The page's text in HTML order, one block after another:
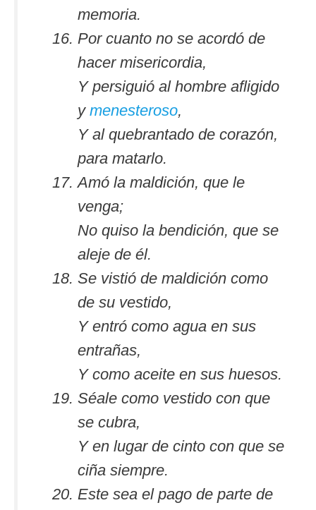
memoria.
Por cuanto no se acordó de
hacer misericordia,
Y persiguió al hombre afligido
y menesteroso,
Y al quebrantado de corazón,
para matarlo.
Amó la maldición, que le
venga;
No quiso la bendición, que se
aleje de él.
Se vistió de maldición como
de su vestido,
Y entró como agua en sus
entrañas,
Y como aceite en sus huesos.
Séale como vestido con que
se cubra,
Y en lugar de cinto con que se
ciña siempre.
Este sea el pago de parte de